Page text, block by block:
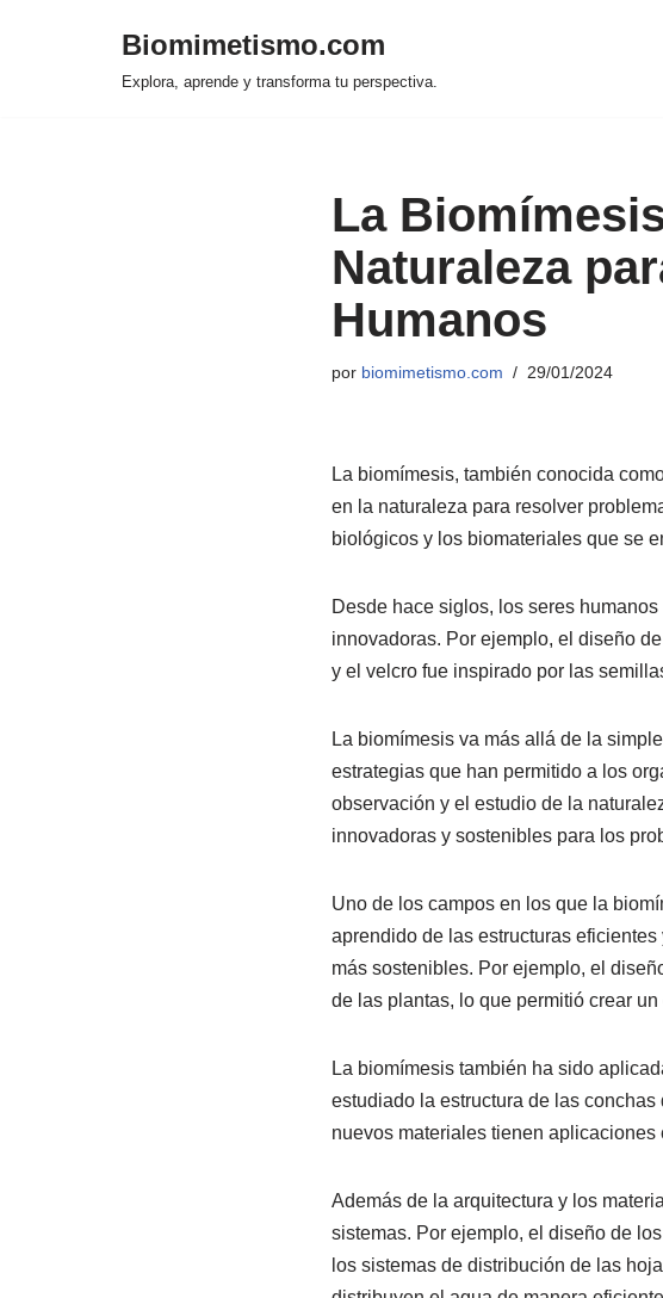
Biomimetismo.com
Explora, aprende y transforma tu perspectiva.
La
Naturaleza
Humanos
por biomimetismo.com 29/01/2024
La biomímesis, también conocida
en la naturaleza para resolver
biológicos y los biomateriales que se
Desde hace siglos, los seres
innovadoras. Por ejemplo, el diseño
y el velcro fue inspirado por las
La biomímesis va más allá de la
estrategias que han permitido a los
observación y el estudio de la
innovadoras y sostenibles para los
Uno de los campos en los que la
aprendido de las estructuras
más sostenibles. Por ejemplo, el
de las plantas, lo que permitió crear
La biomímesis también ha sido
estudiado la estructura de las
nuevos materiales tienen
Además de la arquitectura y los
sistemas. Por ejemplo, el diseño de
los sistemas de distribución de las